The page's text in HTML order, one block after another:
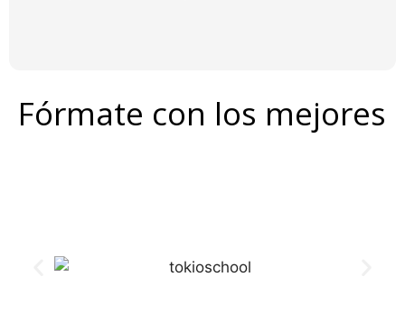
Fórmate con los mejores